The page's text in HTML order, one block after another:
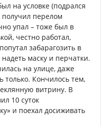
на условке (подрался
получил перелом
упал – тоже был в
честно работал,
забарагозить в
маску и перчатки.
на улице, даже
только. Кончилось тем,
витрину. В
10 суток
и поехал досиживать